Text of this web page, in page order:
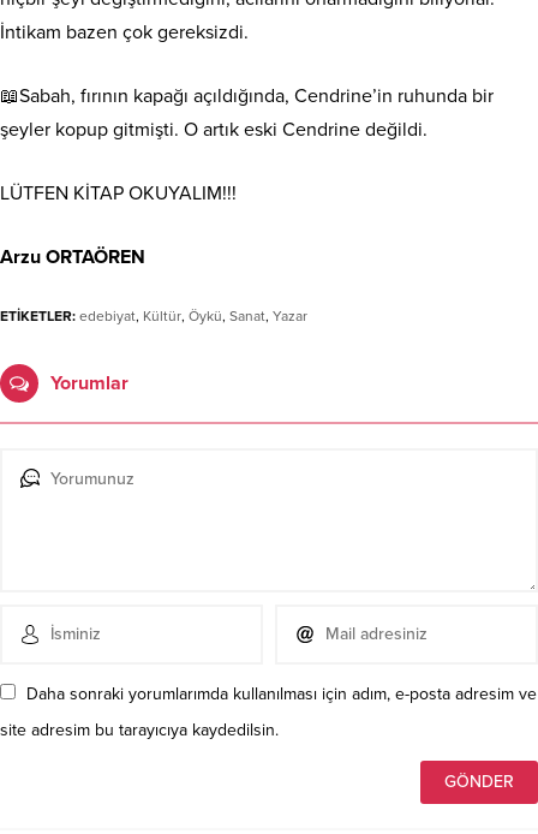
İntikam bazen çok gereksizdi.
📖Sabah, fırının kapağı açıldığında, Cendrine’in ruhunda bir
şeyler kopup gitmişti. O artık eski Cendrine değildi.
LÜTFEN KİTAP OKUYALIM!!!
Arzu ORTAÖREN
ETİKETLER: edebiyat, Kültür, Öykü, Sanat, Yazar
Yorumlar
Daha sonraki yorumlarımda kullanılması için adım, e-posta adresim ve
site adresim bu tarayıcıya kaydedilsin.